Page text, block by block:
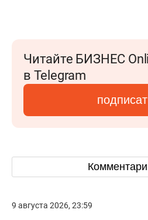
Читайте БИЗНЕС
в Telegram
9 августа 2026, 23:59